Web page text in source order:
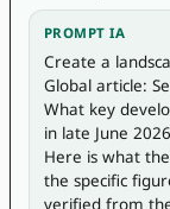
PROMPT IA
Create a
Global article:
What key
in late June
Here is what
the specific
verified from